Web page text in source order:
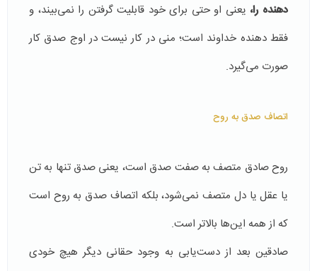
دهنده را، یعنی او حتی برای خود قابلیت گرفتن را نمی‌بیند، و
فقط دهنده خداوند است؛ منی در كار نیست در اوج صدق كار
صورت می‌گیرد.
اتصاف صدق به روح
روح صادق متصف به صفت صدق است، یعنی صدق تنها به تن
یا عقل یا دل متصف نمی‌شود، بلكه اتصاف صدق به روح است
كه از همه این‌ها بالاتر است.
صادقین بعد از دست‌یابی به وجود حقانی دیگر هیچ خودی